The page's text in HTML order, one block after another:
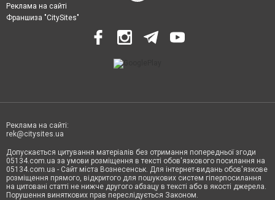
Реклама на сайті
Франшиза "CitySites"
Реклама на сайті:
rek@citysites.ua
Допускається цитування матеріалів без отримання попередньої згоди
05134.com.ua за умови розміщення в тексті обов'язкового посилання на
05134.com.ua - Сайт міста Вознесенськ. Для інтернет-видань обов'язкове
розміщення прямого, відкритого для пошукових систем гіперпосилання
на цитовані статті не нижче другого абзацу в тексті або в якості джерела.
Порушення виняткових прав переслідується Законом.